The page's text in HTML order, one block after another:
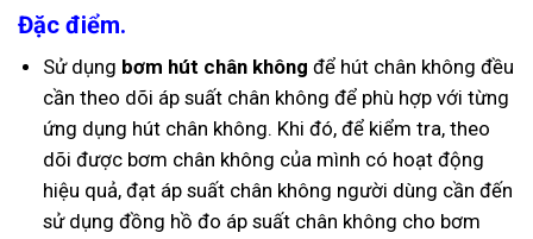
Đặc điểm.
Sử dụng bơm hút chân không để hút chân không đều
cần theo dõi áp suất chân không để phù hợp với từng
ứng dụng hút chân không. Khi đó, để kiểm tra, theo
dõi được bơm chân không của mình có hoạt động
hiệu quả, đạt áp suất chân không người dùng cần đến
sử dụng đồng hồ đo áp suất chân không cho bơm